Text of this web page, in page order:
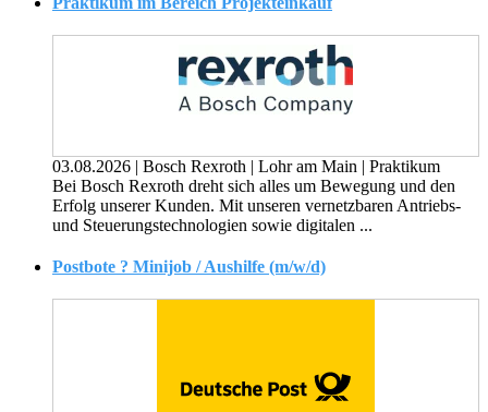
03.08.2026 | Bosch Rexroth | Lohr am Main | Praktikum
Bei Bosch Rexroth dreht sich alles um Bewegung und den
Erfolg unserer Kunden. Mit unseren vernetzbaren Antriebs-
und Steuerungstechnologien sowie digitalen ...
Postbote ? Minijob / Aushilfe (m/w/d)